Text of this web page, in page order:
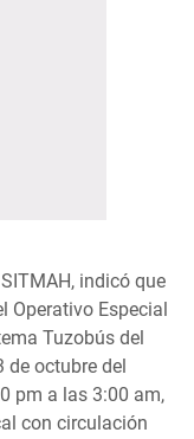
indicó que
Operativo Especial
Tuzobús del
octubre del
pm a las 3:00 am,
con circulación